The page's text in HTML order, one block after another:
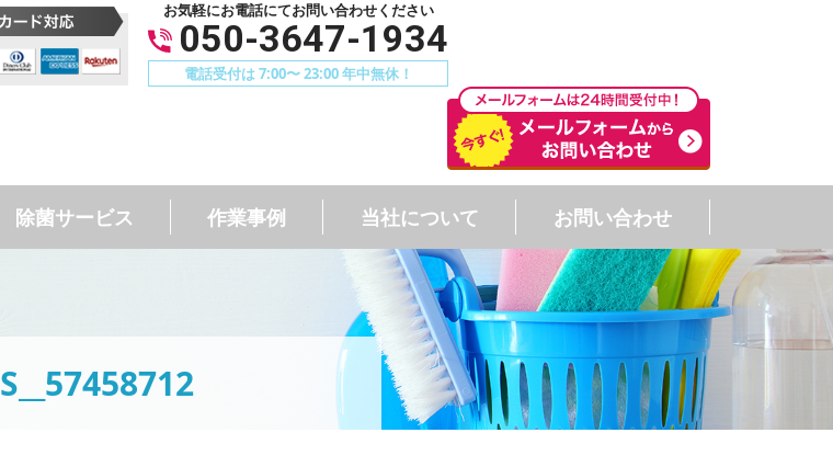
お気軽にお電話にてお問い合わせください
050-3647-1934
電話受付は 7:00〜 23:00 年中無休！
除菌サービス 作業事例 当社について お問い合わせ
S__57458712